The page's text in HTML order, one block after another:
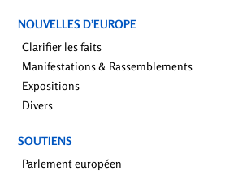
NOUVELLES D’EUROPE
Clarifier les faits
Manifestations & Rassemblements
Expositions
Divers
SOUTIENS
Parlement européen